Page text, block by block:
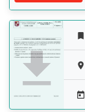



